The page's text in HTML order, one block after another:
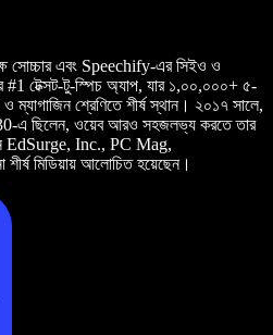
সোচ্চার এবং Speechify-এর সিইও ও
#1 টেক্সট-টু-স্পিচ অ্যাপ, যার ১,০০,০০০+ ৫-
ম্যাগাজিন শ্রেণিতে শীর্ষ স্থান। ২০১৭ সালে,
এ ছিলেন, ওয়েব আরও সহজলভ্য করতে তার
EdSurge, Inc., PC Mag,
মিডিয়ায় আলোচিত হয়েছেন।